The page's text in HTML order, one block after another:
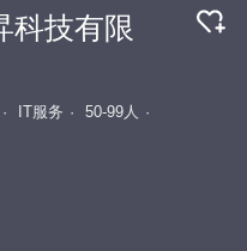
科技有限
IT服务
50-99人